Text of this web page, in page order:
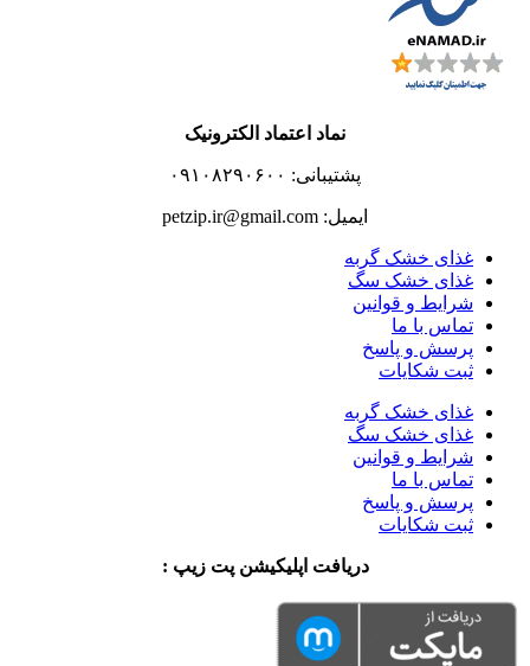
نماد اعتماد الکترونیک
پشتیبانی: ۰۹۱۰۸۲۹۰۶۰۰
ایمیل: petzip.ir@gmail.com
غذای خشک گربه
غذای خشک سگ
شرایط و قوانین
تماس با ما
پرسش و پاسخ
ثبت شکایات
غذای خشک گربه
غذای خشک سگ
شرایط و قوانین
تماس با ما
پرسش و پاسخ
ثبت شکایات
دریافت اپلیکیشن پت زیپ :